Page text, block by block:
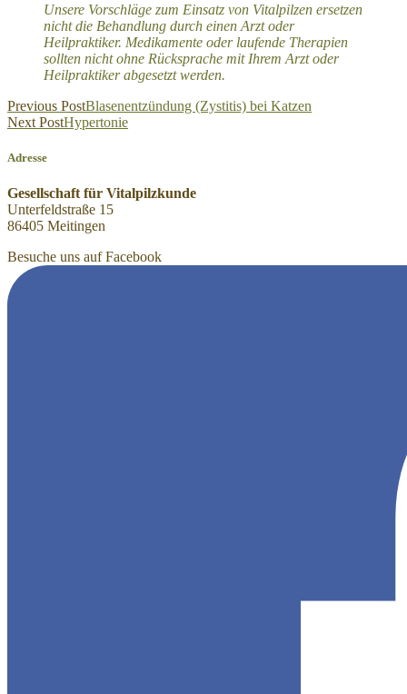
Unsere Vorschläge zum Einsatz von Vitalpilzen ersetzen
nicht die Behandlung durch einen Arzt oder
Heilpraktiker. Medikamente oder laufende Therapien
sollten nicht ohne Rücksprache mit Ihrem Arzt oder
Heilpraktiker abgesetzt werden.
Beitragsnavigation
Previous PostBlasenentzündung (Zystitis) bei Katzen
Next PostHypertonie
Adresse
Gesellschaft für Vitalpilzkunde
Unterfeldstraße 15
86405 Meitingen
Besuche uns auf Facebook